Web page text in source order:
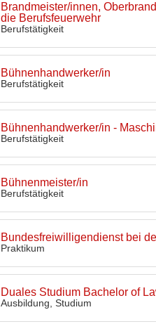
Brandmeister/innen,
die Berufsfeuerwehr
Berufstätigkeit
Bühnenhandwerker/in
Berufstätigkeit
Bühnenhandwerker/in -
Berufstätigkeit
Bühnenmeister/in
Berufstätigkeit
Bundesfreiwilligendienst bei
Praktikum
Duales Studium Bachelor of
Ausbildung, Studium